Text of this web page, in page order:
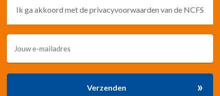
Ik ga akkoord met de privacyvoorwaarden van de NCFS
Verzenden »